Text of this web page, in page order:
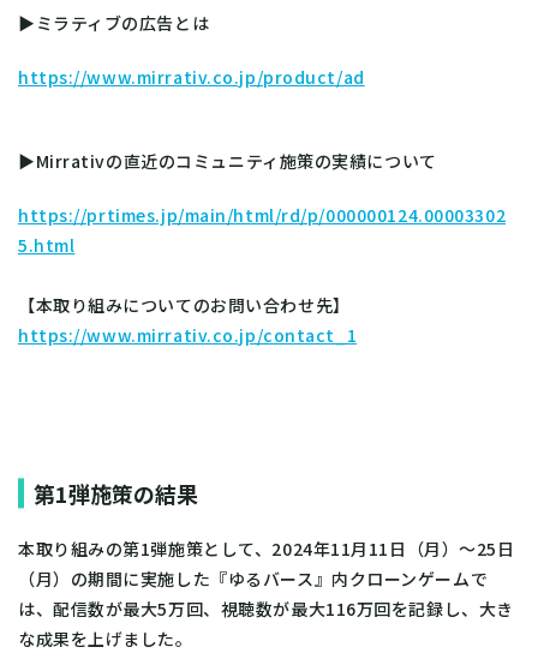
▶ミラティブの広告とは
https://www.mirrativ.co.jp/product/ad
▶Mirrativの直近のコミュニティ施策の実績について
https://prtimes.jp/main/html/rd/p/000000124.00003302
5.html
【本取り組みについてのお問い合わせ先】
https://www.mirrativ.co.jp/contact_1
第1弾施策の結果
本取り組みの第1弾施策として、2024年11月11日（月）～25日
（月）の期間に実施した『ゆるバース』内クローンゲームで
は、配信数が最大5万回、視聴数が最大116万回を記録し、大き
な成果を上げました。